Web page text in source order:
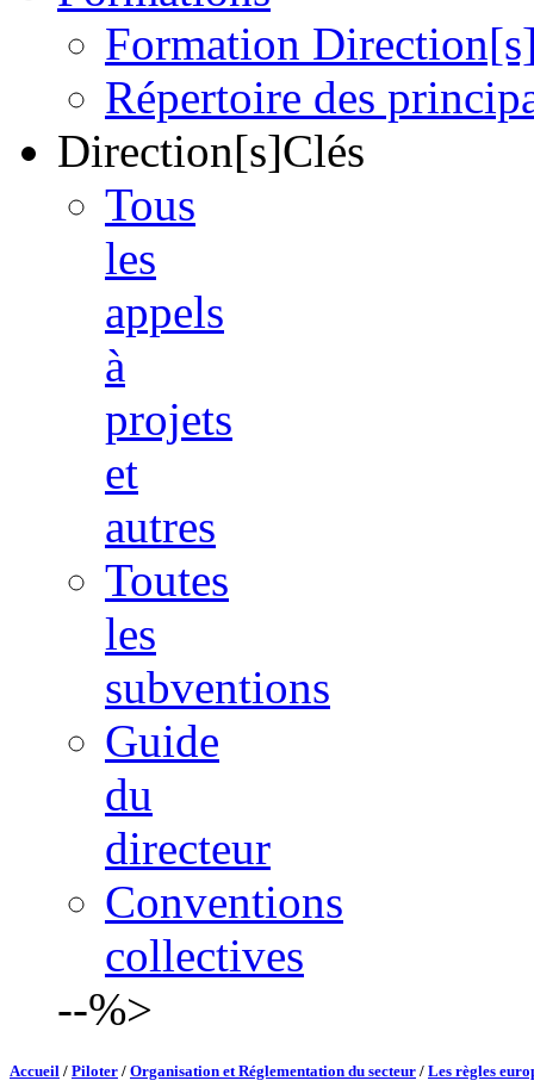
Formation
Répertoire des
Direction[s]Clés
Tous
les
appels
à
projets
et
autres
Toutes
les
subventions
Guide
du
directeur
Conventions
collectives
--%>
Accueil / Piloter / Organisation et Réglementation du secteur / Les règles